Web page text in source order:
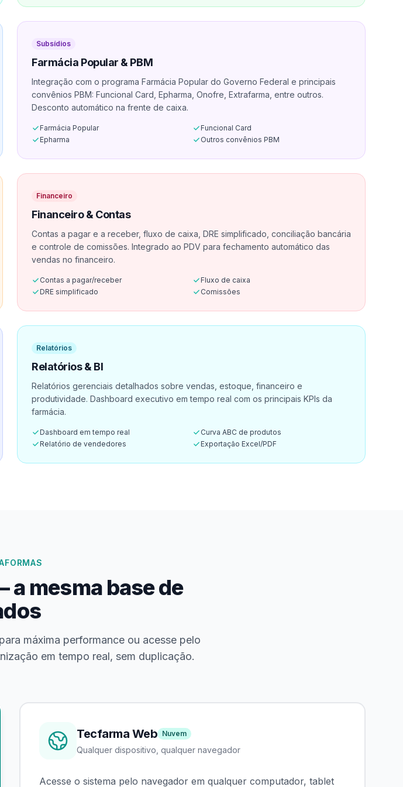
Subsídios
Farmácia Popular & PBM
Integração com o programa Farmácia Popular do Governo Federal e principais
convênios PBM: Funcional Card, Epharma, Onofre, Extrafarma, entre outros.
Desconto automático na frente de caixa.
Farmácia Popular
Funcional Card
Epharma
Outros convênios PBM
Financeiro
Financeiro & Contas
Contas a pagar e a receber, fluxo de caixa, DRE simplificado, conciliação bancária
e controle de comissões. Integrado ao PDV para fechamento automático das
vendas no financeiro.
Contas a pagar/receber
Fluxo de caixa
DRE simplificado
Comissões
Relatórios
Relatórios & BI
Relatórios gerenciais detalhados sobre vendas, estoque, financeiro e
produtividade. Dashboard executivo em tempo real com os principais KPIs da
farmácia.
Dashboard em tempo real
Curva ABC de produtos
Relatório de vendedores
Exportação Excel/PDF
a mesma base de
máxima performance ou acesse pelo
em tempo real, sem duplicação.
Tecfarma Web Nuvem
Qualquer dispositivo, qualquer navegador
Acesse o sistema pelo navegador em qualquer computador, tablet